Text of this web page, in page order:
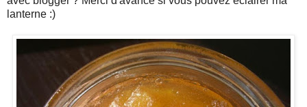
lanterne :)